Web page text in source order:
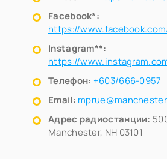
Facebook*:
https://
Instagram**:
https://
Телефон: +603/666-0957
Email:
Адрес радиостанции:
Manchester, NH 03101